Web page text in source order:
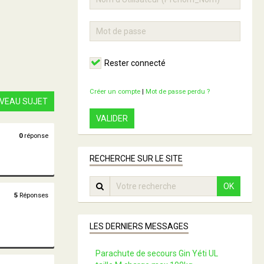
SUJET
0réponse
5 Réponses
Rester connecté
Créer un compte | Mot de passe perdu ?
VALIDER
RECHERCHE SUR LE SITE
OK
LES DERNIERS MESSAGES
Parachute de secours Gin Yéti UL